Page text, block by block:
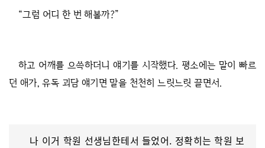
“그럼 어디 한 번 해볼까?”
하고 어깨를 으쓱하더니 얘기를 시작했다. 평소에는 말이 빠르
던 애가, 유독 괴담 얘기면 말을 천천히 느릿느릿 끌면서.
나 이거 학원 선생님한테서 들었어. 정확히는 학원 보